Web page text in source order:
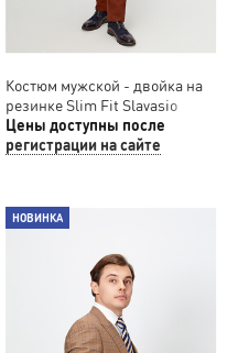
Костюм мужской - двойка на
резинке Slim Fit Slavasio
85/91
Цены доступны после
регистрации на сайте
НОВИНКА